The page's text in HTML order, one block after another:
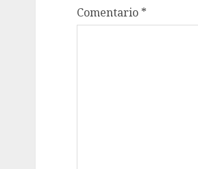
Comentario *